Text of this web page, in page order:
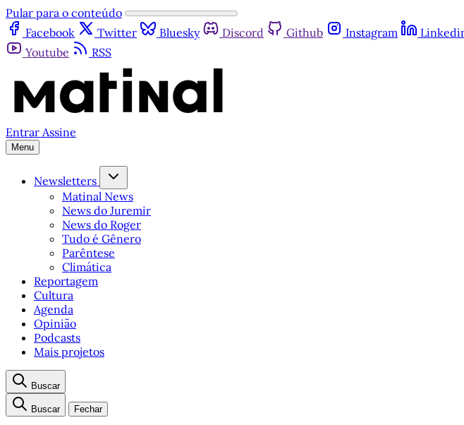
Pular para o conteúdo
Facebook
Twitter Bluesky Discord Github Instagram
Youtube
RSS
Entrar Assine
Menu
Newsletters
Matinal News
News do Juremir
News do Roger
Tudo é Gênero
Parêntese
Climática
Reportagem
Cultura
Agenda
Opinião
Podcasts
Mais projetos
Buscar
Buscar Fechar